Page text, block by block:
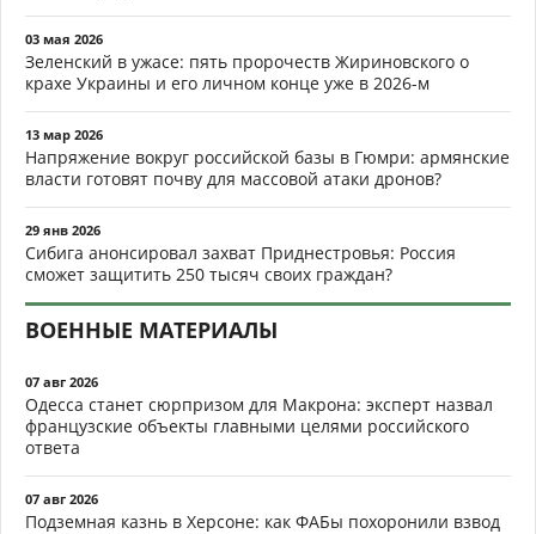
03 мая 2026
Зеленский в ужасе: пять пророчеств Жириновского о
крахе Украины и его личном конце уже в 2026-м
13 мар 2026
Напряжение вокруг российской базы в Гюмри: армянские
власти готовят почву для массовой атаки дронов?
29 янв 2026
Сибига анонсировал захват Приднестровья: Россия
сможет защитить 250 тысяч своих граждан?
ВОЕННЫЕ МАТЕРИАЛЫ
07 авг 2026
Одесса станет сюрпризом для Макрона: эксперт назвал
французские объекты главными целями российского
ответа
07 авг 2026
Подземная казнь в Херсоне: как ФАБы похоронили взвод